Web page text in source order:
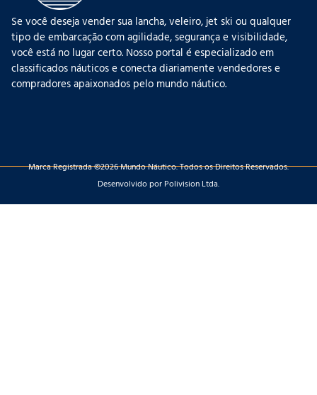
Se você deseja vender sua lancha, veleiro, jet ski ou qualquer
tipo de embarcação com agilidade, segurança e visibilidade,
você está no lugar certo. Nosso portal é especializado em
classificados náuticos e conecta diariamente vendedores e
compradores apaixonados pelo mundo náutico.
Marca Registrada ©2026 Mundo Náutico. Todos os Direitos Reservados.
Desenvolvido por Polivision Ltda.